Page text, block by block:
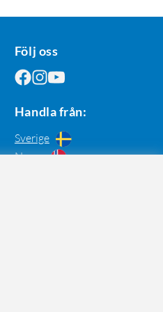
Följ oss
Handla från:
Sverige
Norge